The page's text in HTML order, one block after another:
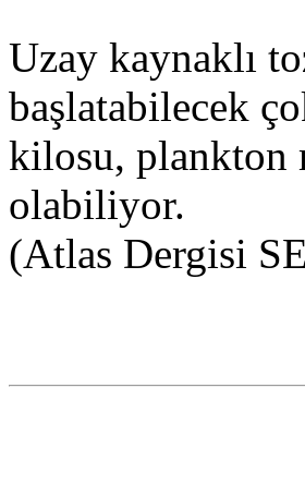
Uzay kaynaklı
başlatabilecek
kilosu, plankton
olabiliyor.
(Atlas Dergisi